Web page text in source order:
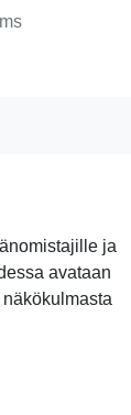
ja
avataan